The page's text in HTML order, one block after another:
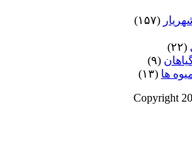
(۱۵۷)
(۲۲)
(۹)
ها (۱۳)